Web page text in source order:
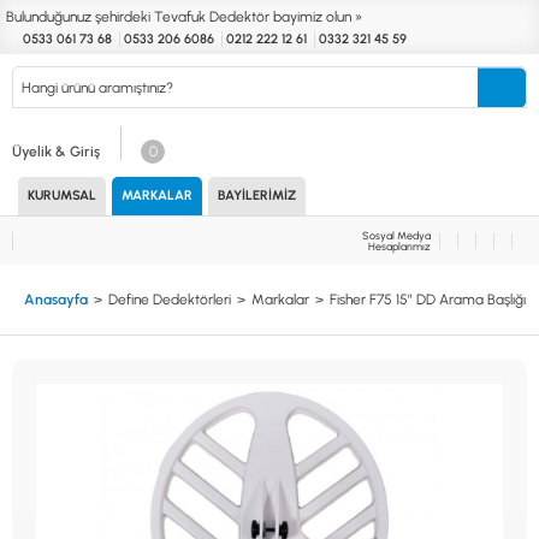
Define
Dedektörleri
Endüstri
Güvenlik
Altın Eleme
Kitleri
XP
NUGGET DEDEKTÖRLERİ
TEK PARA & HOBİ DEDEKTÖRLERİ
YENİ BAŞLAYANLAR İÇİN
AKSESUARLAR (MARKA)
Bulunduğunuz şehirdeki Tevafuk Dedektör bayimiz olun »
0533 061 73 68 0533 206 6086 0212 222 12 61 0332 321 45 59
Üyelik & Giriş 0
KURUMSAL MARKALAR BAYILERIMIZ
Sosyal Medya
Hesaplarımız
Anasayfa Define Dedektörleri Markalar Fisher F75 15″ DD Arama Başlığı